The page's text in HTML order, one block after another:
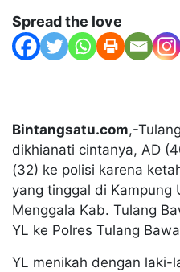
Spread the love
Bintangsatu.com,-
dikhianati cintanya, AD
(32) ke polisi karena
yang tinggal di Kampung
Menggala Kab. Tulang
YL ke Polres Tulang
YL menikah dengan laki-